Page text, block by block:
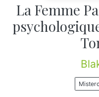
La Femme